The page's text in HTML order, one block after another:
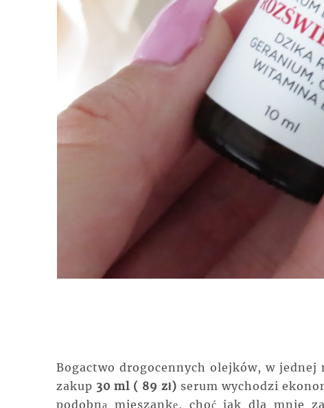
Bogactwo drogocennych olejków, w jednej
zakup 30 ml ( 89 zł) serum wychodzi
podobną mieszankę, choć jak dla mnie